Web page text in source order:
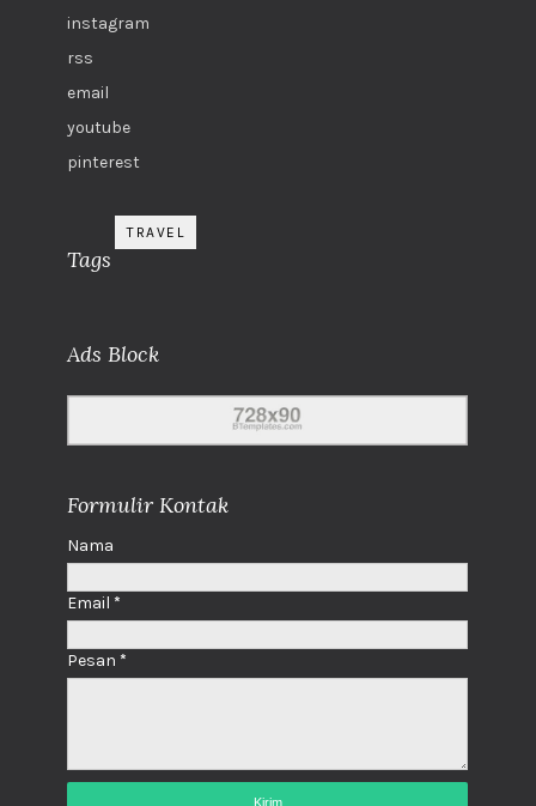
instagram
rss
email
youtube
pinterest
Tags
TRAVEL
Ads Block
Formulir Kontak
Nama
Email *
Pesan *